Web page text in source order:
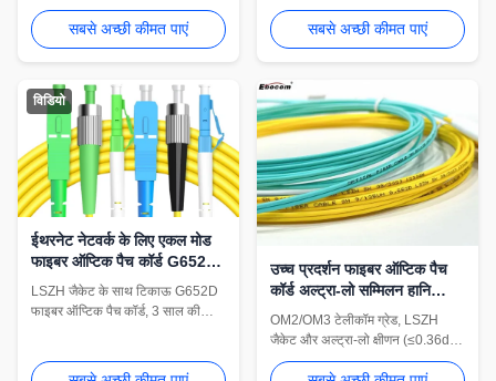
GYXTW 12-कोर बख्तरबंद फाइबर
ऑप्टिक केबल। विशेषताएं 2000N
तन्यता ताकत, सिंगल-मोड G652D
हवाई स्थापनाओं के लिए आदर्श।
सबसे अच्छी कीमत पाएं
पूर्ण-ढांकता हुआ निर्माण प्रदान करता है।
विशेषताएं पीई शीथ, -20°C से 70°C
रेंज, और ITU-T G.652, RoHS, ISO
मानकों का अनुपालन।
सबसे अच्छी कीमत पाएं
विडियो
ईथरनेट नेटवर्क के लिए एकल मोड
फाइबर ऑप्टिक पैच कॉर्ड G652D
G657A1 LSZH ऑप्टिकल जंपर
LSZH जैकेट के साथ टिकाऊ G652D
फाइबर ऑप्टिक पैच कॉर्ड, 3 साल की
सुरक्षा।
उच्च प्रदर्शन फाइबर ऑप्टिक पैच
कॉर्ड अल्ट्रा-लो सम्मिलन हानि
प्रीमियम तन्यता शक्ति और लौ-
प्रतिरोधी LSZH जैकेट के साथ
OM2/OM3 टेलीकॉम ग्रेड, LSZH
जैकेट और अल्ट्रा-लो क्षीणन (≤0.36dB/
किमी) के साथ बल्क फाइबर ऑप्टिक पैच